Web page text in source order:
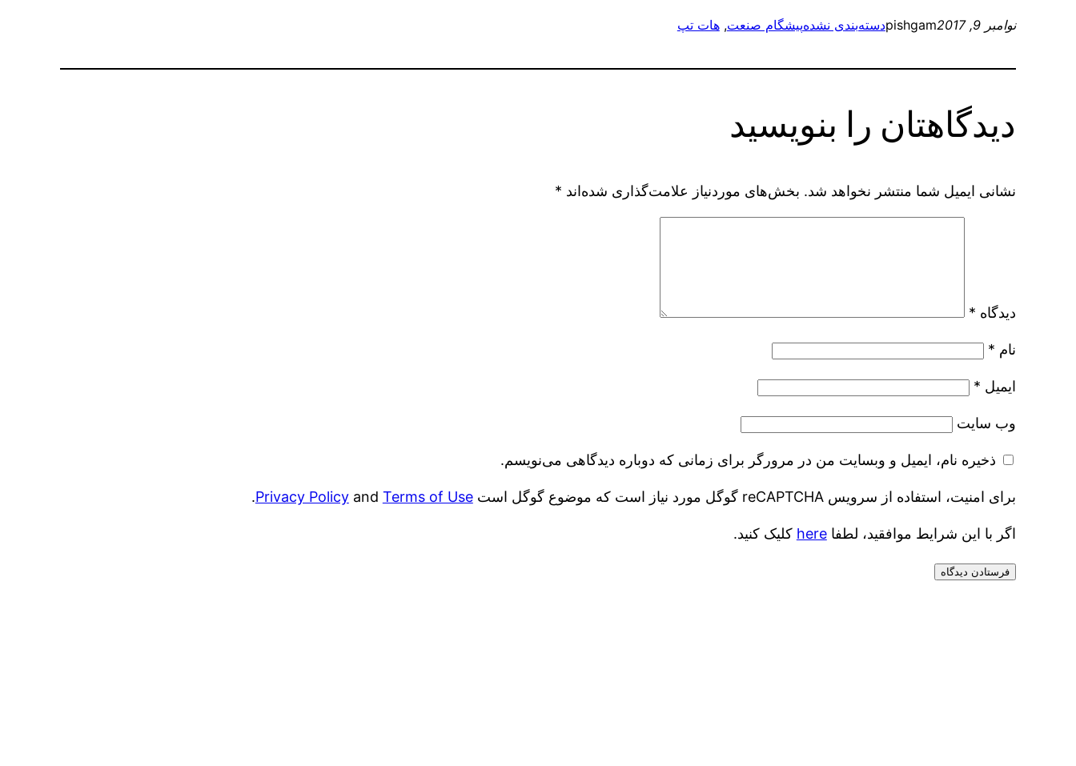
نوامبر 9, 2017 pishgamدسته‌بندی نشدهپیشگام صنعت, هات تپ
دیدگاهتان را بنویسید
نشانی ایمیل شما منتشر نخواهد شد. بخش‌های موردنیاز علامت‌گذاری شده‌اند *
دیدگاه *
نام *
ایمیل *
وب‌ سایت
ذخیره نام، ایمیل و وبسایت من در مرورگر برای زمانی که دوباره دیدگاهی می‌نویسم.
برای امنیت، استفاده از سرویس reCAPTCHA گوگل مورد نیاز است که موضوع گوگل است Privacy Policyand Terms of Use
.
اگر با این شرایط موافقید، لطفاhere کلیک کنید.